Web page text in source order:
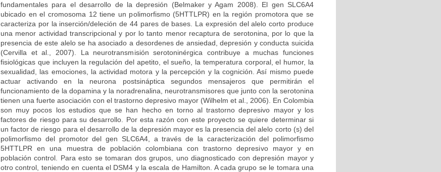
fundamentales para el desarrollo de la depresión (Belmaker y Agam 2008). El gen SLC6A4
ubicado en el cromosoma 12 tiene un polimorfismo (5HTTLPR) en la región promotora que se
caracteriza por la inserción/deleción de 44 pares de bases. La expresión del alelo corto produce
una menor actividad transcripcional y por lo tanto menor recaptura de serotonina, por lo que la
presencia de este alelo se ha asociado a desordenes de ansiedad, depresión y conducta suicida
(Cervilla et al., 2007). La neurotransmisión serotoninérgica contribuye a muchas funciones
fisiológicas que incluyen la regulación del apetito, el sueño, la temperatura corporal, el humor, la
sexualidad, las emociones, la actividad motora y la percepción y la cognición. Así mismo puede
actuar activando en la neurona postsináptica segundos mensajeros que permitirán el
funcionamiento de la dopamina y la noradrenalina, neurotransmisores que junto con la serotonina
tienen una fuerte asociación con el trastorno depresivo mayor (Wilhelm et al., 2006). En Colombia
son muy pocos los estudios que se han hecho en torno al trastorno depresivo mayor y los
factores de riesgo para su desarrollo. Por esta razón con este proyecto se quiere determinar si
un factor de riesgo para el desarrollo de la depresión mayor es la presencia del alelo corto (s) del
polimorfismo del promotor del gen SLC6A4, a través de la caracterización del polimorfismo
5HTTLPR en una muestra de población colombiana con trastorno depresivo mayor y en
población control. Para esto se tomaran dos grupos, uno diagnosticado con depresión mayor y
otro control, teniendo en cuenta el DSM4 y la escala de Hamilton. A cada grupo se le tomara una